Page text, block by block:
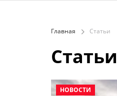
Главная Статьи
Статьи
НОВОСТИ